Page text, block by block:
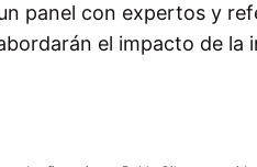
panel con expertos y
el impacto de la